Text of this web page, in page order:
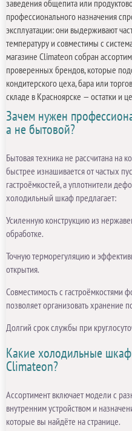
заведения общепита или
профессионального назначения
эксплуатации: они выдерживают
температуру и совместимы с
магазине Climateon собран
проверенных брендов, которые
кондитерского цеха, бара или
складе в Красноярске — остатки и
Зачем нужен
а не бытовой?
Бытовая техника не рассчитана на
быстрее изнашивается от частых
гастроёмкостей, а уплотнители
холодильный шкаф предлагает:
Усиленную конструкцию из
обработке.
Точную терморегуляцию и
открытия.
Совместимость с гастроёмкостями
позволяет организовать хранение
Долгий срок службы при
Какие холодильные
Climateon?
Ассортимент включает модели с
внутренним устройством и
которые вы найдёте на странице.